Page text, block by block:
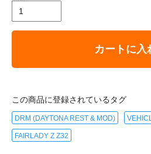
カートに入
この商品に登録されているタグ
DRM (DAYTONA REST & MOD)
FAIRLADY Z Z32